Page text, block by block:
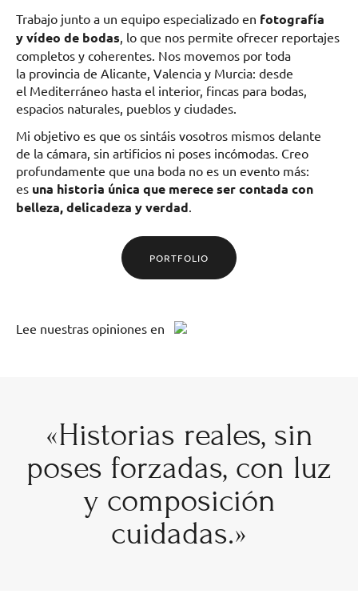
Trabajo junto a un equipo especializado en fotografía
y vídeo de bodas , lo que nos permite ofrecer reportajes
completos y coherentes. Nos movemos por toda
la provincia de Alicante, Valencia y Murcia: desde
el Mediterráneo hasta el interior, fincas para bodas,
espacios naturales, pueblos y ciudades.
Mi objetivo es que os sintáis vosotros mismos delante
de la cámara, sin artificios ni poses incómodas. Creo
profundamente que una boda no es un evento más:
es una historia única que merece ser contada con
belleza, delicadeza y verdad
PORTFOLIO
Lee nuestras opiniones en
«Historias reales, sin
poses forzadas, con luz
y composición
cuidadas.»